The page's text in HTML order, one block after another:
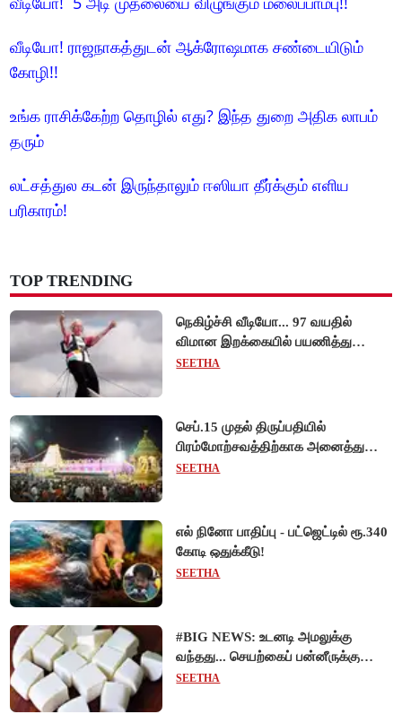
வீடியோ! ராஜநாகத்துடன் ஆக்ரோஷமாக சண்டையிடும்
கோழி!!
உங்க ராசிக்கேற்ற தொழில் எது? இந்த துறை அதிக லாபம்
தரும்
லட்சத்துல கடன் இருந்தாலும் ஈஸியா தீர்க்கும் எளிய
பரிகாரம்!
TOP TRENDING
நெகிழ்ச்சி வீடியோ... 97 வயதில்
விமான இறக்கையில் பயணித்து
கின்னஸ் சாதனை படைத்த பிரிட்டன்
SEETHA
செப்.15 முதல் திருப்பதியில்
பிரம்மோற்சவத்திற்காக அனைத்து
சிறப்பு தரிசனங்களும் ரத்து -
SEETHA
எல் நினோ பாதிப்பு - பட்ஜெட்டில் ரூ.340
கோடி ஒதுக்கீடு!
SEETHA
#BIG NEWS: உடனடி அமலுக்கு
வந்தது... செயற்கைப் பன்னீருக்கு
ஓராண்டு தடை - உணவுப் பாதுகாப்புத்
SEETHA